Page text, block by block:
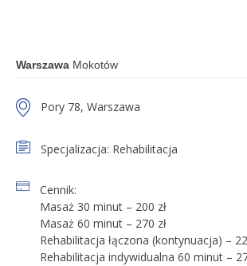
Warszawa Mokotów
Pory 78, Warszawa
Specjalizacja: Rehabilitacja
Cennik:
Masaż 30 minut – 200 zł
Masaż 60 minut – 270 zł
Rehabilitacja łączona (kontynuacja) –
Rehabilitacja indywidualna 60 minut –